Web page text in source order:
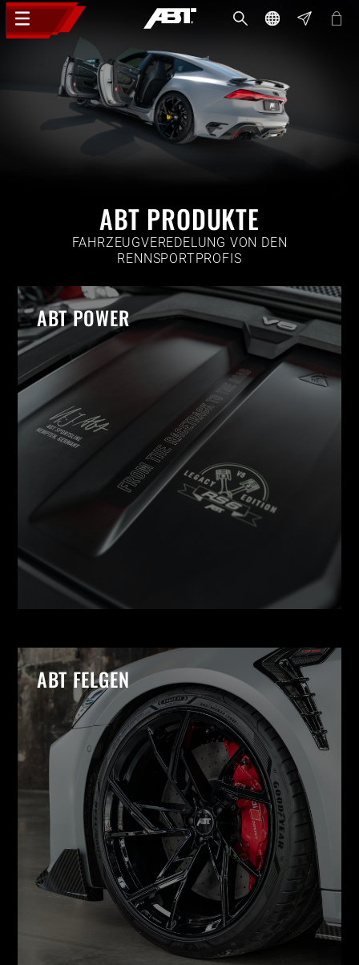
ABT PRODUKTE
FAHRZEUGVEREDELUNG VON DEN
RENNSPORTPROFIS
ABT POWER
ABT FELGEN